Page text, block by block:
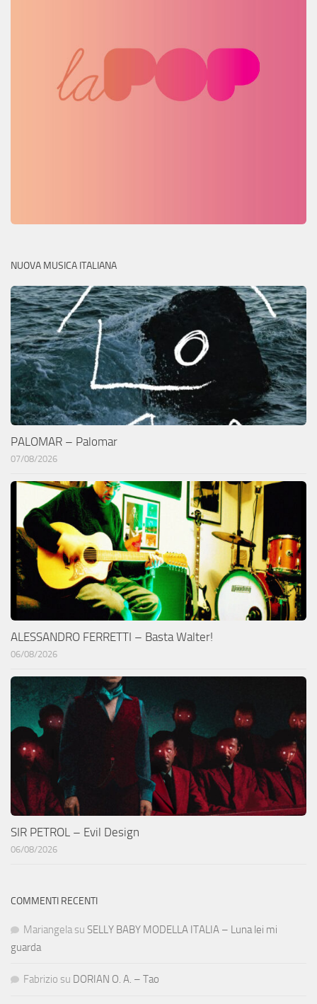
NUOVA MUSICA ITALIANA
PALOMAR – Palomar
07/08/2026
ALESSANDRO FERRETTI – Basta Walter!
06/08/2026
SIR PETROL – Evil Design
06/08/2026
COMMENTI RECENTI
Mariangela su SELLY BABY MODELLA ITALIA – Luna lei mi
guarda
Fabrizio su DORIAN O. A. – Tao